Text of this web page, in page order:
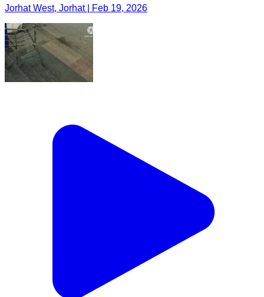
Jorhat West, Jorhat | Feb 19, 2026